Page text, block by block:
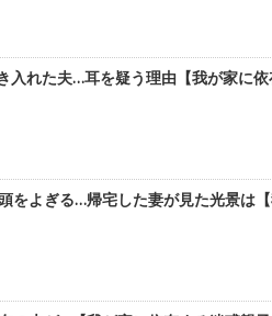
入れた夫…耳を疑う理由【我が家に
をよぎる…帰宅した妻が見た光景は